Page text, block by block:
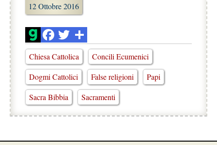
12 Ottobre 2016
Chiesa Cattolica
Concili Ecumenici
Dogmi Cattolici
False religioni
Papi
Sacra Bibbia
Sacramenti